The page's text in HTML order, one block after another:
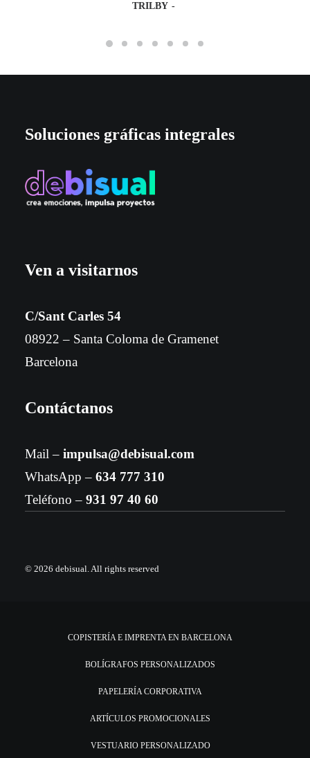
TRILBY
Soluciones gráficas integrales
Ven a visitarnos
C/Sant Carles 54
08922 – Santa Coloma de Gramenet
Barcelona
Contáctanos
Mail – impulsa@debisual.com
WhatsApp – 634 777 310
Teléfono – 931 97 40 60
© 2026 debisual.All rights reserved
COPISTERÍA E IMPRENTA EN BARCELONA
BOLÍGRAFOS PERSONALIZADOS
PAPELERÍA CORPORATIVA
ARTÍCULOS PROMOCIONALES
VESTUARIO PERSONALIZADO